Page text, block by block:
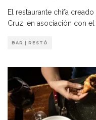
El restaurante chifa
Cruz, en asociación con
BAR | RESTÓ